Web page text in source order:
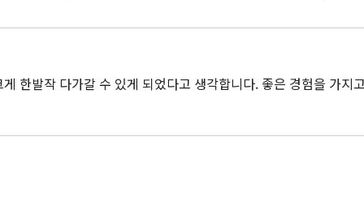
한발작 다가갈 수 있게 되었다고 생각합니다. 좋은 경험을 가